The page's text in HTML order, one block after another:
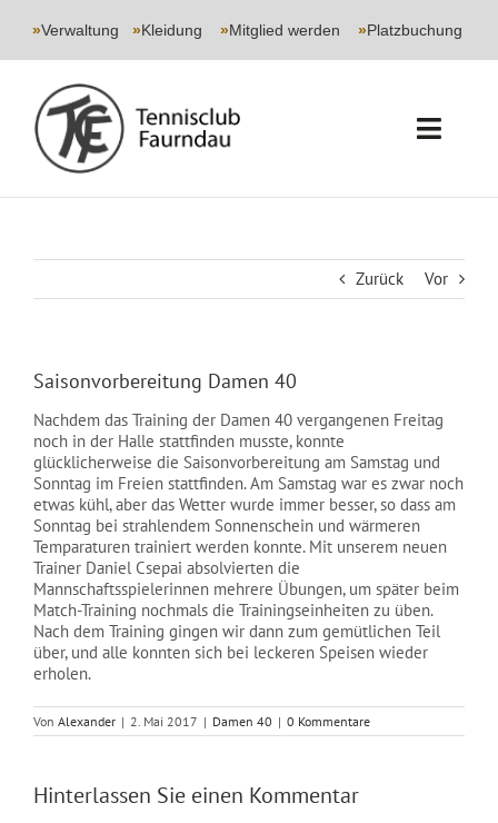
»Verwaltung »Kleidung »Mitglied werden »Platzbuchung
JUGEND
EVENTS
NEWS
Zurück Vor
Saisonvorbereitung Damen 40
Nachdem das Training der Damen 40 vergangenen Freitag
noch in der Halle stattfinden musste, konnte
glücklicherweise die Saisonvorbereitung am Samstag und
Sonntag im Freien stattfinden. Am Samstag war es zwar noch
etwas kühl, aber das Wetter wurde immer besser, so dass am
Sonntag bei strahlendem Sonnenschein und wärmeren
Temparaturen trainiert werden konnte. Mit unserem neuen
Trainer Daniel Csepai absolvierten die
Mannschaftsspielerinnen mehrere Übungen, um später beim
Match-Training nochmals die Trainingseinheiten zu üben.
Nach dem Training gingen wir dann zum gemütlichen Teil
über, und alle konnten sich bei leckeren Speisen wieder
erholen.
Von Alexander | 2. Mai 2017 | Damen 40 | 0 Kommentare
Hinterlassen Sie einen Kommentar